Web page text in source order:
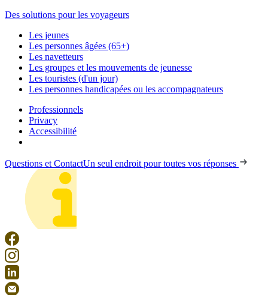
Des solutions pour les voyageurs
Les jeunes
Les personnes âgées (65+)
Les navetteurs
Les groupes et les mouvements de jeunesse
Les touristes (d'un jour)
Les personnes handicapées ou les accompagnateurs
Professionnels
Privacy
Accessibilité
Questions et ContactUn seul endroit pour toutes vos réponses